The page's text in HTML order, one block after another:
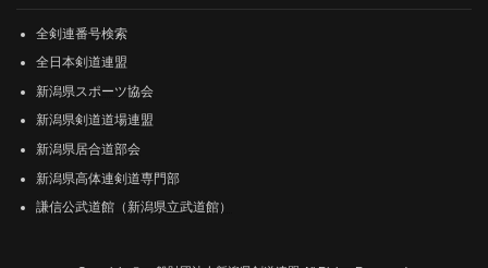
全剣連番号検索
全日本剣道連盟
新潟県スポーツ協会
新潟県剣道道場連盟
新潟県居合道部会
新潟県高体連剣道専門部
謙信公武道館（新潟県立武道館）